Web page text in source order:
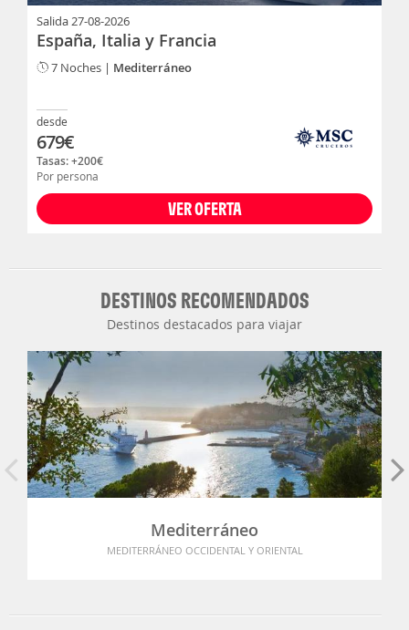
Salida27-08-2026
España, Italia y Francia
7 Noches | Mediterráneo
desde
679€
Tasas: +200€
Por persona
VER OFERTA
DESTINOS RECOMENDADOS
Destinos destacados para viajar
Mediterráneo
MEDITERRÁNEO OCCIDENTAL Y ORIENTAL